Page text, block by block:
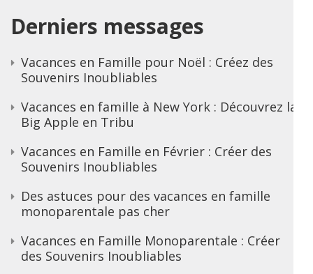
Derniers messages
Vacances en Famille pour Noël : Créez des
Souvenirs Inoubliables
Vacances en famille à New York : Découvrez la
Big Apple en Tribu
Vacances en Famille en Février : Créer des
Souvenirs Inoubliables
Des astuces pour des vacances en famille
monoparentale pas cher
Vacances en Famille Monoparentale : Créer
des Souvenirs Inoubliables